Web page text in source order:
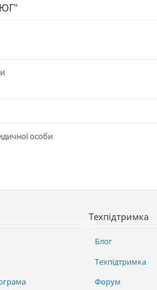
особи
Техпідтримка
Блог
Техпідтримка
Форум